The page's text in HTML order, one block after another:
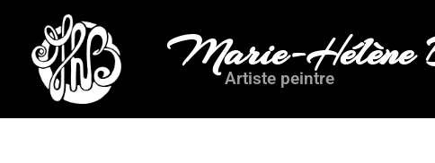
Marie-Hélène
Artiste peintre